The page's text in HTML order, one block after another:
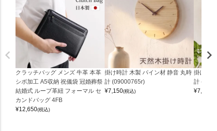
クラッチバッグ メンズ 牛革 本革
シボ加工 A5収納 祝儀袋 冠婚葬祭
結婚式 ループ革紐 フォーマル セ
カンドバッグ 4FB
¥12,650(税込)
掛け時計 木製 パイン材 静音 丸時
計 (09000765r)
¥7,150(税込)
掛け時
計
¥7,150